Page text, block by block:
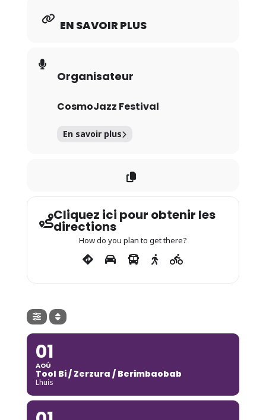
EN SAVOIR PLUS
Organisateur
CosmoJazz Festival
En savoir plus
Cliquez ici pour obtenir les
directions
How do you plan to get there?
01
AOÛ
Tool Bi / Zerzura / Berimbaobab
Lhuis